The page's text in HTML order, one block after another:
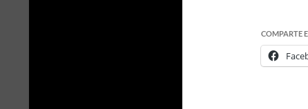
COMPARTE